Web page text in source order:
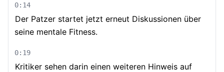
0:14
Der Patzer startet jetzt erneut Diskussionen über
seine mentale Fitness.
0:19
Kritiker sehen darin einen weiteren Hinweis auf